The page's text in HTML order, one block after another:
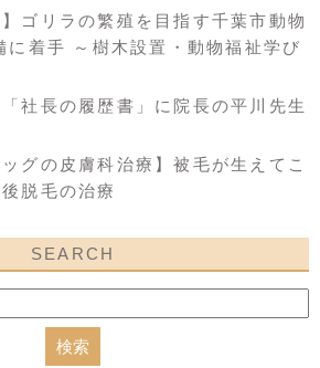
】ゴリラの繁殖を目指す千葉市動物
に着手 ～樹木設置・動物福祉学び
「社長の履歴書」に院長の平川先生
グの皮膚科治療】被毛が生えてこ
脱毛の治療
SEARCH